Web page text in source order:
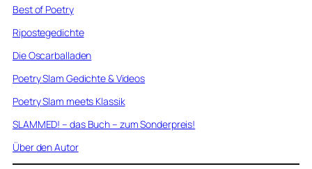
Best of Poetry
Ripostegedichte
Die Oscarballaden
Poetry Slam Gedichte & Videos
Poetry Slam meets Klassik
SLAMMED! – das Buch – zum Sonderpreis!
Über den Autor